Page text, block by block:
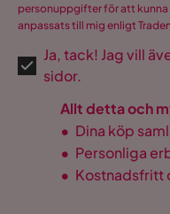
personuppgifter för att
anpassats till mig enligt
Ja, tack! Jag vill
sidor.
Allt detta och
• Dina köp
• Personliga
• Kostnadsfritt